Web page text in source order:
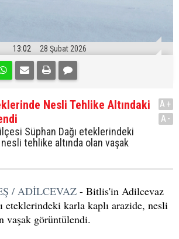
13:02 28 Şubat 2026
Nesli Tehlike Altındaki
Süphan Dağı eteklerindeki
nesli tehlike altında olan vaşak
A+
A-
/ ADİLCEVAZ - Bitlis'in Adilcevaz
eteklerindeki karla kaplı arazide, nesli
vaşak görüntülendi.